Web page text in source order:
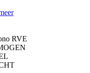
RVE